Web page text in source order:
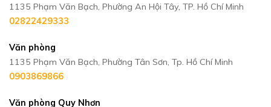
1135 Phạm Văn Bạch, Phường An Hội Tây, TP. Hồ Chí Minh
02822429333
Văn phòng
1135 Phạm Văn Bạch, Phường Tân Sơn, Tp. Hồ Chí Minh
0903869866
Văn phòng Quy Nhơn